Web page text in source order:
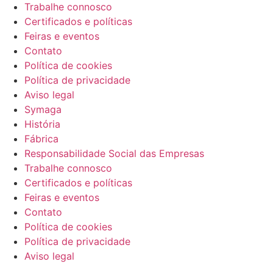
Trabalhe connosco
Certificados e políticas
Feiras e eventos
Contato
Política de cookies
Política de privacidade
Aviso legal
Symaga
História
Fábrica
Responsabilidade Social das Empresas
Trabalhe connosco
Certificados e políticas
Feiras e eventos
Contato
Política de cookies
Política de privacidade
Aviso legal